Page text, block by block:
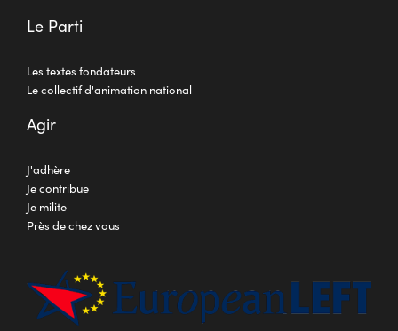
Le Parti
Les textes fondateurs
Le collectif d'animation national
Agir
J'adhère
Je contribue
Je milite
Près de chez vous